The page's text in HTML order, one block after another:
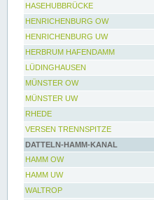
HASEHUBBRÜCKE
HENRICHENBURG OW
HENRICHENBURG UW
HERBRUM HAFENDAMM
LÜDINGHAUSEN
MÜNSTER OW
MÜNSTER UW
RHEDE
VERSEN TRENNSPITZE
DATTELN-HAMM-KANAL
HAMM OW
HAMM UW
WALTROP